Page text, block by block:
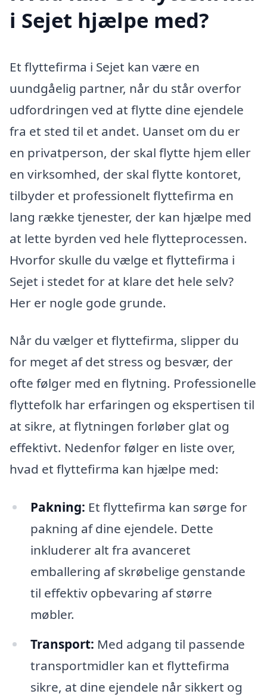
i Sejet hjælpe med?
Et flyttefirma i Sejet kan være en
uundgåelig partner, når du står overfor
udfordringen ved at flytte dine ejendele
fra et sted til et andet. Uanset om du er
en privatperson, der skal flytte hjem eller
en virksomhed, der skal flytte kontoret,
tilbyder et professionelt flyttefirma en
lang række tjenester, der kan hjælpe med
at lette byrden ved hele flytteprocessen.
Hvorfor skulle du vælge et flyttefirma i
Sejet i stedet for at klare det hele selv?
Her er nogle gode grunde.
Når du vælger et flyttefirma, slipper du
for meget af det stress og besvær, der
ofte følger med en flytning. Professionelle
flyttefolk har erfaringen og ekspertisen til
at sikre, at flytningen forløber glat og
effektivt. Nedenfor følger en liste over,
hvad et flyttefirma kan hjælpe med:
Pakning: Et flyttefirma kan sørge for
pakning af dine ejendele. Dette
inkluderer alt fra avanceret
emballering af skrøbelige genstande
til effektiv opbevaring af større
møbler.
Transport: Med adgang til passende
transportmidler kan et flyttefirma
sikre, at dine ejendele når sikkert og